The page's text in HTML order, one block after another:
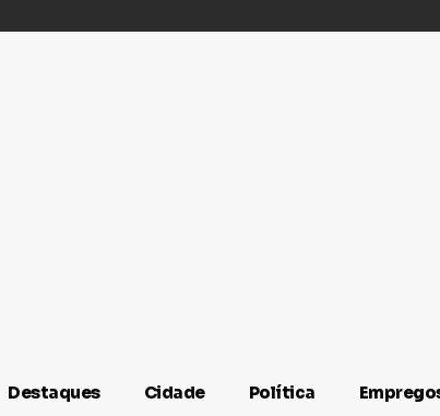
Destaques Cidade Política